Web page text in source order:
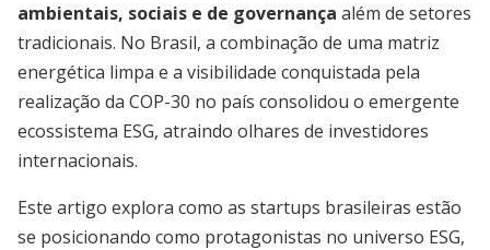
ambientais, sociais e de governança além de setores
tradicionais. No Brasil, a combinação de uma matriz
energética limpa e a visibilidade conquistada pela
realização da COP-30 no país consolidou o emergente
ecossistema ESG, atraindo olhares de investidores
internacionais.
Este artigo explora como as startups brasileiras estão
se posicionando como protagonistas no universo ESG,